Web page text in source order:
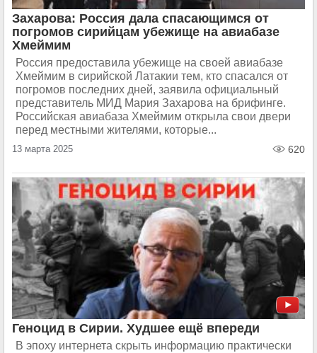
Захарова: Россия дала спасающимся от
погромов сирийцам убежище на авиабазе
Хмеймим
Россия предоставила убежище на своей авиабазе
Хмеймим в сирийской Латакии тем, кто спасался от
погромов последних дней, заявила официальный
представитель МИД Мария Захарова на брифинге.
Российская авиабаза Хмеймим открыла свои двери
перед местными жителями, которые...
13 марта 2025 620
Геноцид в Сирии. Худшее ещё впереди
В эпоху интернета скрыть информацию практически